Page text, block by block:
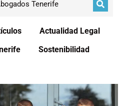
Actualidad Legal
Sostenibilidad